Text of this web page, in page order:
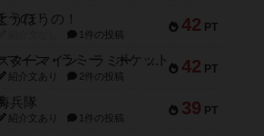
42 PT
うほうの！
1件の投稿
42 PT
スターマイン・ラミー ポケット
紹介文あり 2件の投稿
39 PT
兵隊
紹介文あり 1件の投稿